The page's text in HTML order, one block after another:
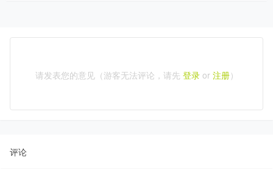
请发表您的意见（游客无法评论，请先 登录or 注册）
评论